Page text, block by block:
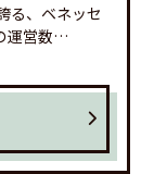
る、ベネッセ
運営数…